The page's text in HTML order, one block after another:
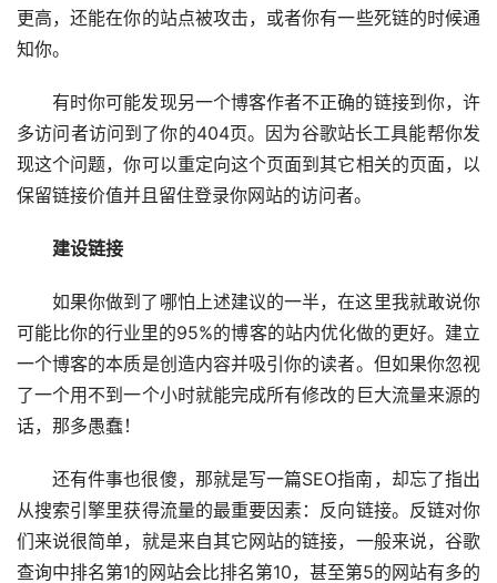
更高，还能在你的站点被攻击，或者你有一些死链的时候通
知你。
有时你可能发现另一个博客作者不正确的链接到你，许
多访问者访问到了你的404页。因为谷歌站长工具能帮你发
现这个问题，你可以重定向这个页面到其它相关的页面，以
保留链接价值并且留住登录你网站的访问者。
建设链接
如果你做到了哪怕上述建议的一半，在这里我就敢说你
可能比你的行业里的95%的博客的站内优化做的更好。建立
一个博客的本质是创造内容并吸引你的读者。但如果你忽视
了一个用不到一个小时就能完成所有修改的巨大流量来源的
话，那多愚蠢！
还有件事也很傻，那就是写一篇SEO指南，却忘了指出
从搜索引擎里获得流量的最重要因素：反向链接。反链对你
们来说很简单，就是来自其它网站的链接，一般来说，谷歌
查询中排名第1的网站会比排名第10，甚至第5的网站有多的